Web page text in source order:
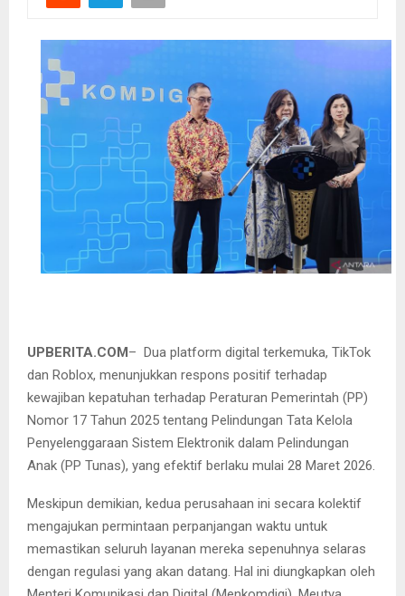
UPBERITA.COM– Dua platform digital terkemuka, TikTok
dan Roblox, menunjukkan respons positif terhadap
kewajiban kepatuhan terhadap Peraturan Pemerintah (PP)
Nomor 17 Tahun 2025 tentang Pelindungan Tata Kelola
Penyelenggaraan Sistem Elektronik dalam Pelindungan
Anak (PP Tunas), yang efektif berlaku mulai 28 Maret 2026.
Meskipun demikian, kedua perusahaan ini secara kolektif
mengajukan permintaan perpanjangan waktu untuk
memastikan seluruh layanan mereka sepenuhnya selaras
dengan regulasi yang akan datang. Hal ini diungkapkan oleh